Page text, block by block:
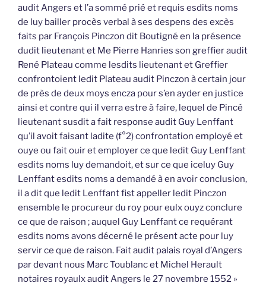
audit Angers et l’a sommé prié et requis esdits noms
de luy bailler procès verbal à ses despens des excès
faits par François Pinczon dit Boutigné en la présence
dudit lieutenant et Me Pierre Hanries son greffier audit
René Plateau comme lesdits lieutenant et Greffier
confrontoient ledit Plateau audit Pinczon à certain jour
de près de deux moys encza pour s’en ayder en justice
ainsi et contre qui il verra estre à faire, lequel de Pincé
lieutenant susdit a fait response audit Guy Lenffant
qu’il avoit faisant ladite (f°2) confrontation employé et
ouye ou fait ouir et employer ce que ledit Guy Lenffant
esdits noms luy demandoit, et sur ce que iceluy Guy
Lenffant esdits noms a demandé à en avoir conclusion,
il a dit que ledit Lenffant fist appeller ledit Pinczon
ensemble le procureur du roy pour eulx ouyz conclure
ce que de raison ; auquel Guy Lenffant ce requérant
esdits noms avons décerné le présent acte pour luy
servir ce que de raison. Fait audit palais royal d’Angers
par devant nous Marc Toublanc et Michel Herault
notaires royaulx audit Angers le 27 novembre 1552 »